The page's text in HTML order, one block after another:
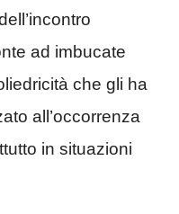
ad imbucate
che gli ha
all’occorrenza
in situazioni